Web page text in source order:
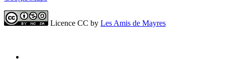
Licence CC by Les Amis de Mayres